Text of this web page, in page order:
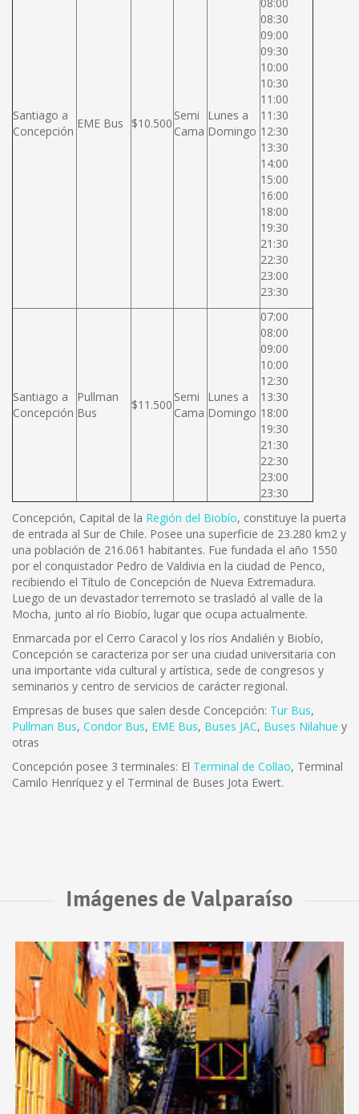
Santiago a
Concepción
EME Bus $10.500
Semi
Cama
Lunes a
Domingo
08:30
09:00
09:30
10:00
10:30
11:00
11:30
12:30
13:30
14:00
15:00
16:00
18:00
19:30
21:30
22:30
23:00
23:30
Santiago a
Concepción
Pullman
Bus
$11.500
Semi
Cama
Lunes a
Domingo
07:00
08:00
09:00
10:00
12:30
13:30
18:00
19:30
21:30
22:30
23:00
23:30
Concepción, Capital de la Región del Biobío, constituye la puerta
de entrada al Sur de Chile. Posee una superficie de 23.280 km2 y
una población de 216.061 habitantes. Fue fundada el año 1550
por el conquistador Pedro de Valdivia en la ciudad de Penco,
recibiendo el Título de Concepción de Nueva Extremadura.
Luego de un devastador terremoto se trasladó al valle de la
Mocha, junto al río Biobío, lugar que ocupa actualmente.
Enmarcada por el Cerro Caracol y los ríos Andalién y Biobío,
Concepción se caracteriza por ser una ciudad universitaria con
una importante vida cultural y artística, sede de congresos y
seminarios y centro de servicios de carácter regional.
Empresas de buses que salen desde Concepción: Tur Bus,
Pullman Bus, Condor Bus, EME Bus, Buses JAC, Buses Nilahue y
otras
Concepción posee 3 terminales: El Terminal de Collao, Terminal
Camilo Henríquez y el Terminal de Buses Jota Ewert.
Imágenes de Valparaíso